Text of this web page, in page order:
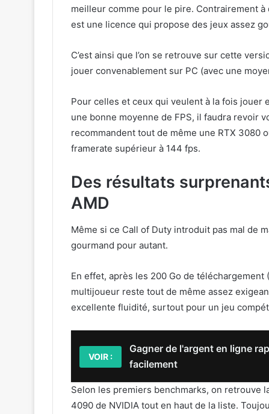
meilleur comme pour le pire. Contrairement
est une licence qui propose des jeux assez
C’est ainsi que l’on se retrouve sur cette
jouer convenablement sur PC (avec une
Pour celles et ceux qui veulent à la fois jouer
une bonne moyenne de FPS, il faudra revoir
recommandent tout de même une RTX 3080
framerate supérieur à 144 fps.
Des résultats
AMD
Même si ce Call of Duty introduit pas mal de
gourmand pour autant.
En effet, après les 200 Go de
multijoueur reste tout de même assez
excellente fluidité, surtout pour un jeu
Gagner de l'argent en ligne
facilement
VOIR :
Selon les premiers benchmarks, on retrouve
4090 de NVIDIA tout en haut de la liste.